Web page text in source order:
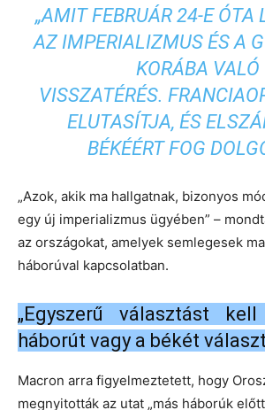
„AMIT FEBRUÁR 24-E ÓTA
AZ IMPERIALIZMUS ÉS A
KORÁBA VALÓ
VISSZATÉRÉS.
ELUTASÍTJA, ÉS
BÉKÉÉRT FOG
„Azok, akik ma hallgatnak, bizonyos
egy új imperializmus ügyében” –
az országokat, amelyek semlegesek
háborúval kapcsolatban.
„Egyszerű választást
háborút vagy a békét
Macron arra figyelmeztetett, hogy
megnyitották az utat „más háborúk